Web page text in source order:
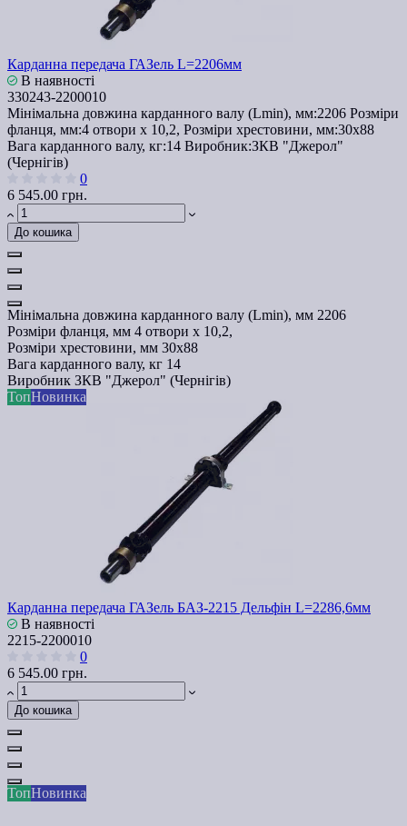
Карданна передача ГАЗель L=2206мм
В наявності
330243-2200010
Мінімальна довжина карданного валу (Lmin), мм:2206 Розміри
фланця, мм:4 отвори х 10,2, Розміри хрестовини, мм:30х88
Вага карданного валу, кг:14 Виробник:ЗКВ "Джерол"
(Чернігів)
0
6 545.00 грн.
До кошика
Мінімальна довжина карданного валу (Lmin), мм 2206
Розміри фланця, мм 4 отвори х 10,2,
Розміри хрестовини, мм 30х88
Вага карданного валу, кг 14
Виробник ЗКВ "Джерол" (Чернігів)
ТопНовинка
Карданна передача ГАЗель БАЗ-2215 Дельфін L=2286,6мм
В наявності
2215-2200010
0
6 545.00 грн.
До кошика
ТопНовинка